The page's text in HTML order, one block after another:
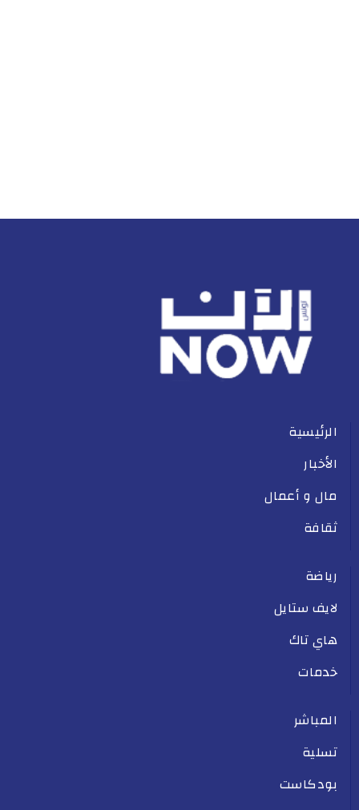
الرئيسية
الأخبار
مال و أعمال
ثقافة
رياضة
لايف ستايل
هاي تاك
خدمات
المباشر
تسلية
بودكاست